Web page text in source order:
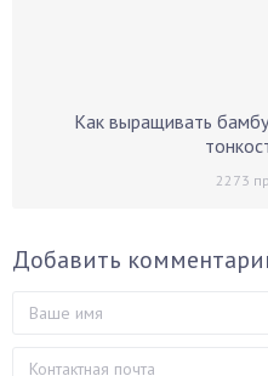
Как выращивать
2273
Добавить